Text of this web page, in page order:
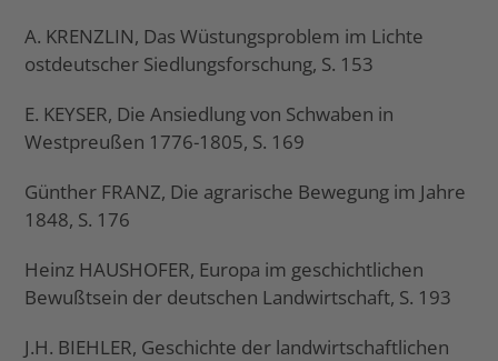
A. KRENZLIN, Das Wüstungsproblem im Lichte
ostdeutscher Siedlungsforschung, S. 153
E. KEYSER, Die Ansiedlung von Schwaben in
Westpreußen 1776-1805, S. 169
Günther FRANZ, Die agrarische Bewegung im Jahre
1848, S. 176
Heinz HAUSHOFER, Europa im geschichtlichen
Bewußtsein der deutschen Landwirtschaft, S. 193
J.H. BIEHLER, Geschichte der landwirtschaftlichen